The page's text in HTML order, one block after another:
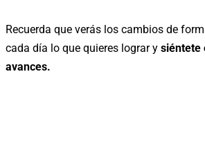
Recuerda que verás los cambios de
cada día lo que quieres lograr y siéntete
avances.